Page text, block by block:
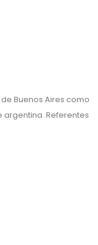
Buenos Aires como
Referentes